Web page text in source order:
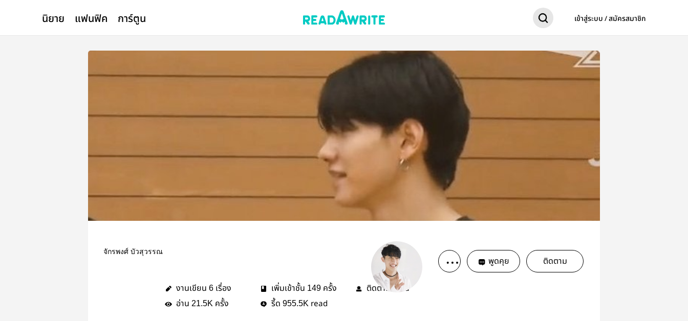
นิยาย แฟนฟิค การ์ตูน เข้าสู่ระบบ / สมัครสมาชิก
จักรพงศ์ บัวสุวรรณ
พูดคุย ติดตาม
งานเขียน 6 เรื่อง เพิ่มเข้าชั้น 149 ครั้ง ติดตาม3คน
อ่าน 21.5K ครั้ง รี้ด 955.5K read